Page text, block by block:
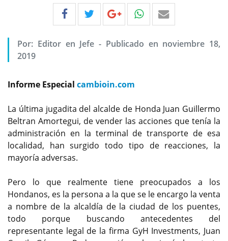
Por: Editor en Jefe - Publicado en noviembre 18,
2019
Informe Especial cambioin.com
La última jugadita del alcalde de Honda Juan Guillermo
Beltran Amortegui, de vender las acciones que tenía la
administración en la terminal de transporte de esa
localidad, han surgido todo tipo de reacciones, la
mayoría adversas.
Pero lo que realmente tiene preocupados a los
Hondanos, es la persona a la que se le encargo la venta
a nombre de la alcaldía de la ciudad de los puentes,
todo porque buscando antecedentes del
representante legal de la firma GyH Investments, Juan